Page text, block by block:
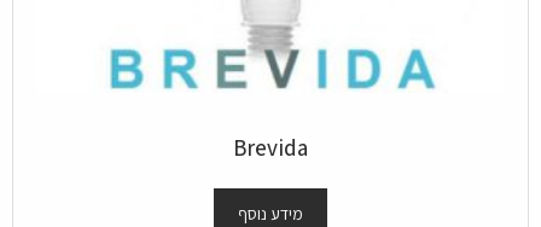
Brevida
מידע נוסף